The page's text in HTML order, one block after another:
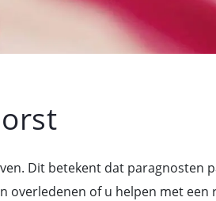
Dit betekent dat paragnosten
of u helpen met een